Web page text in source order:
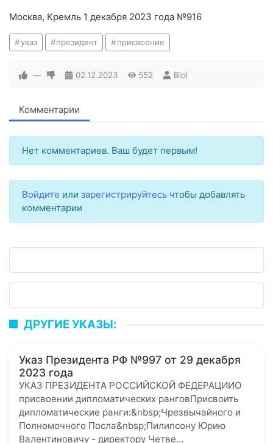
Москва, Кремль 1 декабря 2023 года №916
указ президент присвоение
— 02.12.2023 552 Biol
Комментарии
Нет комментариев. Ваш будет первым!
Войдите или зарегистрируйтесь чтобы добавлять
комментарии
ДРУГИЕ УКАЗЫ:
Указ Президента РФ №997 от 29 декабря
2023 года
УКАЗ ПРЕЗИДЕНТА РОССИЙСКОЙ ФЕДЕРАЦИИО
присвоении дипломатических ранговПрисвоить
дипломатические ранги:&nbsp;Чрезвычайного и
Полномочного Посла&nbsp;Пилипсону Юрию
Валентиновичу - директору Четве…